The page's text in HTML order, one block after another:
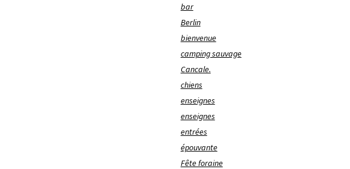
bar
Berlin
bienvenue
camping sauvage
Cancale.
chiens
enseignes
enseignes
entrées
épouvante
Fête foraine